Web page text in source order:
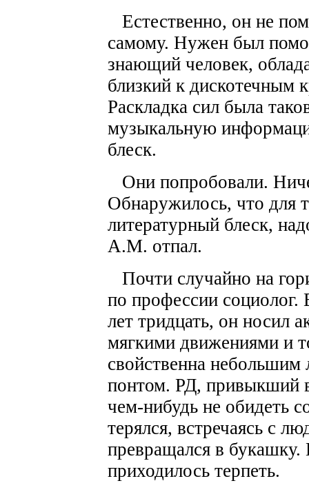
Естественно, он не
самому. Нужен был
знающий человек,
близкий к
Раскладка сил была
музыкальную
блеск.
Они попробовали.
Обнаружилось, что для
литературный блеск,
А.М. отпал.
Почти случайно на
по профессии
лет тридцать, он носил
мягкими движениями и
свойственна
понтом. РД, привыкший
чем-нибудь не обидеть
терялся, встречаясь с
превращался в букашку.
приходилось терпеть.